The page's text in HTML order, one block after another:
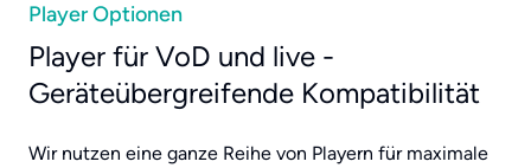
Player Optionen
Player für VoD und live -
Geräteübergreifende Kompatibilität
Wir nutzen eine ganze Reihe von Playern für maximale